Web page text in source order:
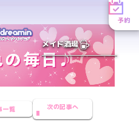
予約
メイド酒場
一覧 次の記事へ